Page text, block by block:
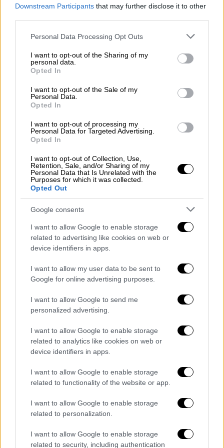
Downstream Participants that may further disclose it to other
Please note that this website/app uses one or more Google
not limited to your visit or usage behaviour. You may click to
grant or deny consent to Google and its third-party tags to
use your data for below specified purposes in below Google
consent section.
Personal Data Processing Opt Outs
I want to opt-out of the Sharing of my
personal data.
Opted In
I want to opt-out of the Sale of my
Personal Data.
Opted In
I want to opt-out of processing my
Personal Data for Targeted Advertising.
Opted In
I want to opt-out of Collection, Use,
Retention, Sale, and/or Sharing of my
Personal Data that Is Unrelated with the
Purposes for which it was collected.
Opted Out
Google consents
I want to allow Google to enable storage
related to advertising like cookies on web or
device identifiers in apps.
I want to allow my user data to be sent to
Google for online advertising purposes.
I want to allow Google to send me
personalized advertising.
I want to allow Google to enable storage
related to analytics like cookies on web or
device identifiers in apps.
I want to allow Google to enable storage
related to functionality of the website or app.
I want to allow Google to enable storage
related to personalization.
I want to allow Google to enable storage
related to security, including authentication
Όπως είπε, στις
περισσότερες χώρες
50 ή ακόμα μεγαλύτερες ηλικίες κι ότι θα
πρέπει η έμφαση να δοθεί στους άνω των 60
ετών, καθώς το ποσοστό όσων έχουν κάνει
«Θα είχε νόημα ένα νέο εμβόλιο τον
Οκτώβριο εφόσον αντιμετωπίζει την
υποπαραλλαγή B5 τηςμετάλλαξης Όμικρον
που μεταδίδεται ραγδαία και θα επικρατεί
επαναλοιμώξεων», σημειώνει.
Τα σημερινά εμβόλια, δε, «είναι ιδιαίτερα
αποτελεσματικά στην προστασία από τη
σοβαρή νόσηση, όχι όμως στη μετάδοση της
υποπαραλλαγής Β5», συμπληρώνει.
Ηλίας Μόσιαλος, τέλος, προτείνει για το
καταγραφής του ποσοστού
ανοσοπροστασίαςστη χώρα μας, «ώστε να
γίνουν και οι αναγκαίες συστάσεις».
Οι ΗΠΑ επιστρέφουν στο μεσαίωνα: Δεν
υπάρχει πλέον συνταγματικό δικαίωμα στην
άμβλωση – Η απόφαση του Ανώτατου
Δικαστηρίου
Μητσοτάκης σε Τουρκία: Να σταματήσει η
ακραία ρητορική – Δεν έκοψα τους διαύλους